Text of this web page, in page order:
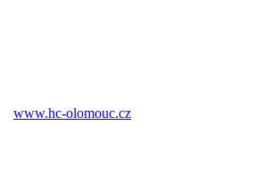
www.hc-olomouc.cz